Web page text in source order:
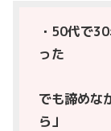
・50代で
った
でも諦めな